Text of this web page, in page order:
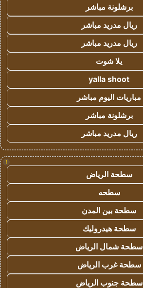
برشلونة مباشر
ريال مدريد مباشر
ريال مدريد مباشر
يلا شوت
yalla shoot
مباريات اليوم مباشر
برشلونة مباشر
ريال مدريد مباشر
!
سطحة الرياض
سطحه
سطحة بين المدن
سطحة هيدروليك
سطحة شمال الرياض
سطحة غرب الرياض
سطحة جنوب الرياض